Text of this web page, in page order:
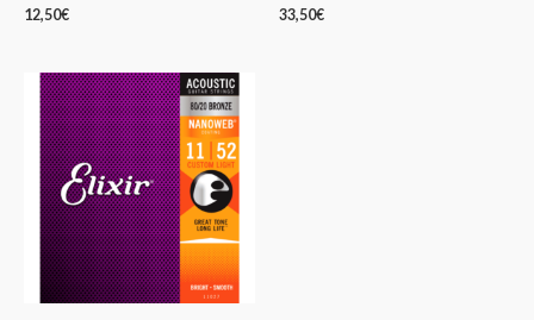
12,50€ 33,50€